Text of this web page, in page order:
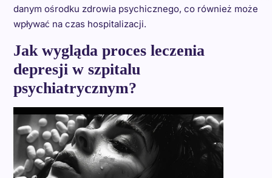
danym ośrodku zdrowia psychicznego, co również może
wpływać na czas hospitalizacji.
Jak wygląda proces leczenia
depresji w szpitalu
psychiatrycznym?